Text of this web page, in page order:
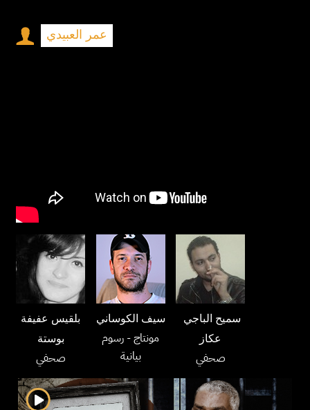
عمر العبيدي
بلقيس عفيفة
بوستة
صحفي
سيف الكوساني
مونتاج- رسوم
بيانية
عكاز
صحفي